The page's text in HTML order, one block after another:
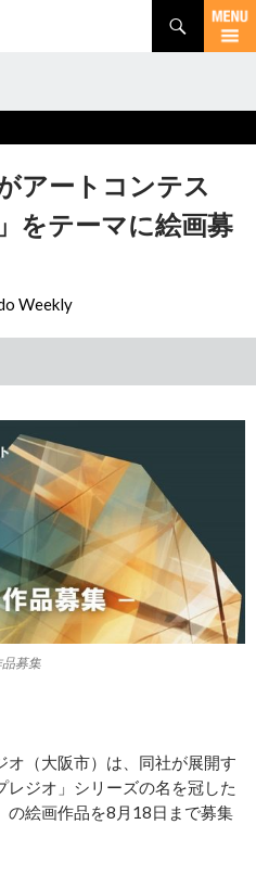
アートコンテス
をテーマに絵画募
Weekly
品募集
（大阪市）は、同社が展開す
レジオ」シリーズの名を冠した
の絵画作品を8月18日まで募集